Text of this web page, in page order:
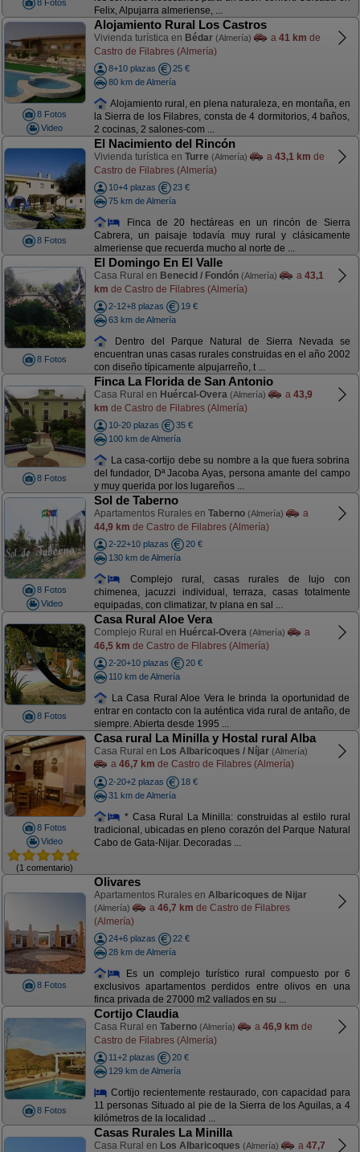
8 Fotos
Felix, Alpujarra almeriense, ...
8 Fotos
Video
Alojamiento Rural Los Castros
Vivienda turística en Bédar (Almería) a 41 km de
Castro de Filabres (Almería)
8+10 plazas
25 €
80 km de Almería
Alojamiento rural, en plena naturaleza, en montaña, en
la Sierra de los Filabres, consta de 4 dormitorios, 4 baños,
2 cocinas, 2 salones-com ...
8 Fotos
El Nacimiento del Rincón
Vivienda turística en Turre (Almería) a 43,1 km de
Castro de Filabres (Almería)
10+4 plazas
23 €
75 km de Almería
Finca de 20 hectáreas en un rincón de Sierra
Cabrera, un paisaje todavía muy rural y clásicamente
almeriense que recuerda mucho al norte de ...
8 Fotos
El Domingo En El Valle
Casa Rural en Benecid / Fondón (Almería) a 43,1
km de Castro de Filabres (Almería)
2-12+8 plazas
19 €
63 km de Almería
Dentro del Parque Natural de Sierra Nevada se
encuentran unas casas rurales construidas en el año 2002
con diseño típicamente alpujarreño, t ...
8 Fotos
Finca La Florida de San Antonio
Casa Rural en Huércal-Overa (Almería) a 43,9
km de Castro de Filabres (Almería)
10-20 plazas
35 €
100 km de Almería
La casa-cortijo debe su nombre a la que fuera sobrina
del fundador, Dª Jacoba Ayas, persona amante del campo
y muy querida por los lugareños ...
8 Fotos
Video
Sol de Taberno
Apartamentos Rurales en Taberno (Almería)
a
44,9 km de Castro de Filabres (Almería)
2-22+10 plazas
20 €
130 km de Almería
Complejo rural, casas rurales de lujo con
chimenea, jacuzzi individual, terraza, casas totalmente
equipadas, con climatizar, tv plana en sal ...
8 Fotos
Casa Rural Aloe Vera
Complejo Rural en Huércal-Overa (Almería)
a
46,5 km de Castro de Filabres (Almería)
2-20+10 plazas
20 €
110 km de Almería
La Casa Rural Aloe Vera le brinda la oportunidad de
entrar en contacto con la auténtica vida rural de antaño, de
siempre. Abierta desde 1995 ...
8 Fotos
Video
(1 comentario)
Casa rural La Minilla y Hostal rural Alba
Casa Rural en Los Albaricoques / Níjar (Almería)
a 46,7 km de Castro de Filabres (Almería)
2-20+2 plazas
18 €
31 km de Almería
* Casa Rural La Minilla: construidas al estilo rural
tradicional, ubicadas en pleno corazón del Parque Natural
Cabo de Gata-Nijar. Decoradas ...
8 Fotos
Olivares
Apartamentos Rurales en Albaricoques de Nijar
(Almería) a 46,7 km de Castro de Filabres
(Almería)
24+6 plazas
22 €
28 km de Almería
Es un complejo turístico rural compuesto por 6
exclusivos apartamentos perdidos entre olivos en una
finca privada de 27000 m2 vallados en su ...
8 Fotos
Cortijo Claudia
Casa Rural en Taberno (Almería) a 46,9 km de
Castro de Filabres (Almería)
11+2 plazas
20 €
129 km de Almería
Cortijo recientemente restaurado, con capacidad para
11 personas Situado al pie de la Sierra de los Aguilas, a 4
kilómetros de la localidad ...
Casas Rurales La Minilla
Casa Rural en Los Albaricoques (Almería) a 47,7